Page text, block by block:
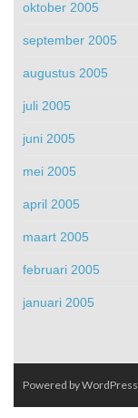
oktober 2005
september 2005
augustus 2005
juli 2005
juni 2005
mei 2005
april 2005
maart 2005
februari 2005
januari 2005
Powered by WordPress